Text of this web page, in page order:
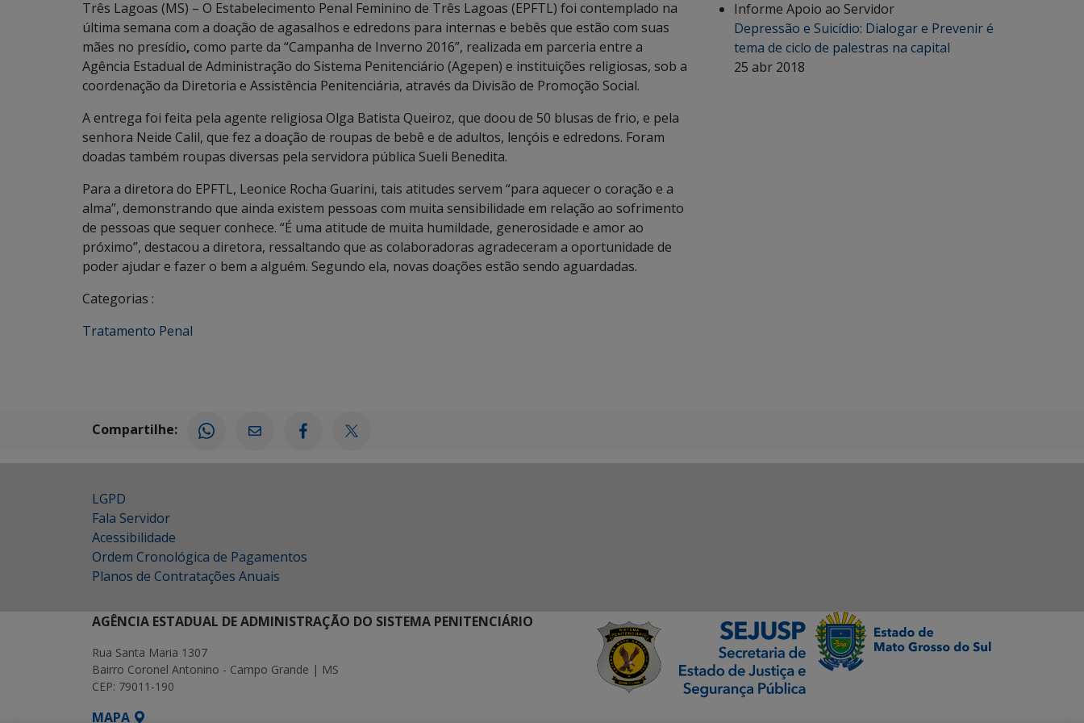
Três Lagoas (MS) – O Estabelecimento Penal Feminino de Três Lagoas (EPFTL) foi contemplado na
última semana com a doação de agasalhos e edredons para internas e bebês que estão com suas
mães no presídio, como parte da “Campanha de Inverno 2016”, realizada em parceria entre a
Agência Estadual de Administração do Sistema Penitenciário (Agepen) e instituições religiosas, sob a
coordenação da Diretoria e Assistência Penitenciária, através da Divisão de Promoção Social.
A entrega foi feita pela agente religiosa Olga Batista Queiroz, que doou de 50 blusas de frio, e pela
senhora Neide Calil, que fez a doação de roupas de bebê e de adultos, lençóis e edredons. Foram
doadas também roupas diversas pela servidora pública Sueli Benedita.
Para a diretora do EPFTL, Leonice Rocha Guarini, tais atitudes servem “para aquecer o coração e a
alma”, demonstrando que ainda existem pessoas com muita sensibilidade em relação ao sofrimento
de pessoas que sequer conhece. “É uma atitude de muita humildade, generosidade e amor ao
próximo”, destacou a diretora, ressaltando que as colaboradoras agradeceram a oportunidade de
poder ajudar e fazer o bem a alguém. Segundo ela, novas doações estão sendo aguardadas.
Categorias :
Tratamento Penal
Informe Apoio ao Servidor
Depressão e Suicídio: Dialogar e Prevenir é
tema de ciclo de palestras na capital
25 abr 2018
Compartilhe:
LGPD
Fala Servidor
Acessibilidade
Ordem Cronológica de Pagamentos
Planos de Contratações Anuais
AGÊNCIA ESTADUAL DE ADMINISTRAÇÃO DO SISTEMA PENITENCIÁRIO
Rua Santa Maria 1307
Bairro Coronel Antonino - Campo Grande | MS
CEP: 79011-190
MAPA